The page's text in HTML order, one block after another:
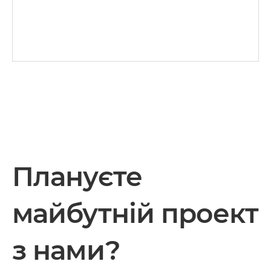
Плануєте
майбутній проект
з нами?